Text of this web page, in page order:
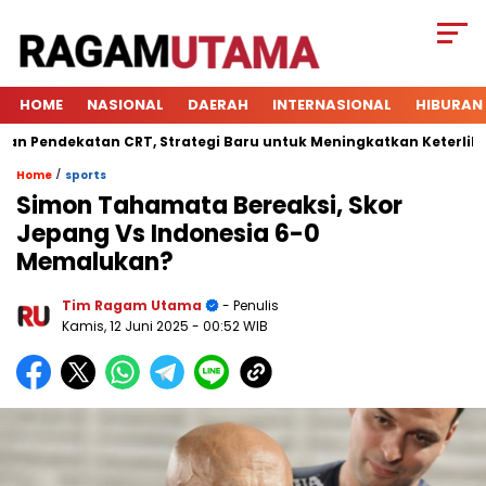
HOME NASIONAL DAERAH INTERNASIONAL HIBURAN
CRT, Strategi Baru untuk Meningkatkan Keterlibatan
Home / sports
Simon Tahamata Bereaksi, Skor
Jepang Vs Indonesia 6-0
Memalukan?
Tim Ragam Utama
- Penulis
Kamis, 12 Juni 2025 - 00:52 WIB